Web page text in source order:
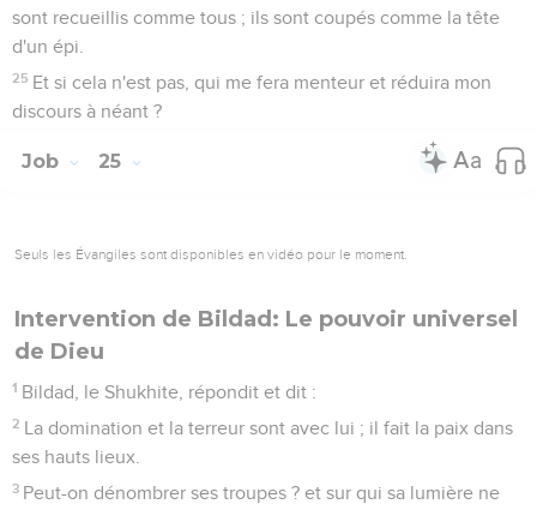
sont recueillis comme tous ; ils sont coupés comme la tête
d'un épi.
25 Et si cela n'est pas, qui me fera menteur et réduira mon
discours à néant ?
Job 25
Seuls les Évangiles sont disponibles en vidéo pour le moment.
Intervention de Bildad: Le pouvoir universel
de Dieu
1 Bildad, le Shukhite, répondit et dit :
2 La domination et la terreur sont avec lui ; il fait la paix dans
ses hauts lieux.
3 Peut-on dénombrer ses troupes ? et sur qui sa lumière ne